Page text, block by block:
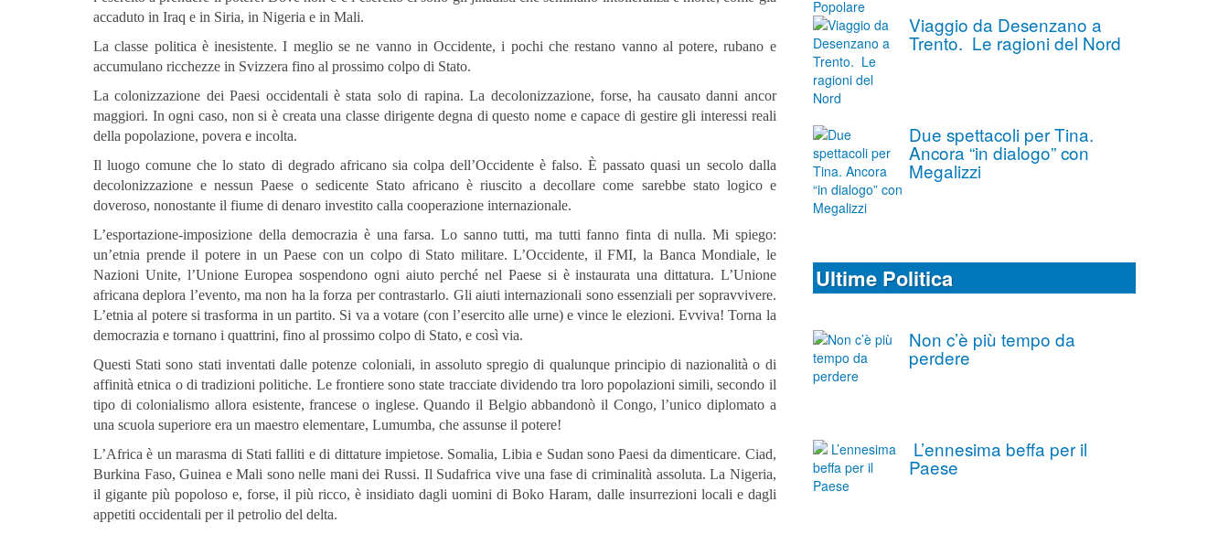
accaduto in Iraq e in Siria, in Nigeria e in Mali.
La classe politica è inesistente. I meglio se ne vanno in Occidente, i pochi che restano vanno al potere, rubano e
accumulano ricchezze in Svizzera fino al prossimo colpo di Stato.
La colonizzazione dei Paesi occidentali è stata solo di rapina. La decolonizzazione, forse, ha causato danni ancor
maggiori. In ogni caso, non si è creata una classe dirigente degna di questo nome e capace di gestire gli interessi reali
della popolazione, povera e incolta.
Il luogo comune che lo stato di degrado africano sia colpa dell’Occidente è falso. È passato quasi un secolo dalla
decolonizzazione e nessun Paese o sedicente Stato africano è riuscito a decollare come sarebbe stato logico e
doveroso, nonostante il fiume di denaro investito calla cooperazione internazionale.
L’esportazione-imposizione della democrazia è una farsa. Lo sanno tutti, ma tutti fanno finta di nulla. Mi spiego:
un’etnia prende il potere in un Paese con un colpo di Stato militare. L’Occidente, il FMI, la Banca Mondiale, le
Nazioni Unite, l’Unione Europea sospendono ogni aiuto perché nel Paese si è instaurata una dittatura. L’Unione
africana deplora l’evento, ma non ha la forza per contrastarlo. Gli aiuti internazionali sono essenziali per sopravvivere.
L’etnia al potere si trasforma in un partito. Si va a votare (con l’esercito alle urne) e vince le elezioni. Evviva! Torna la
democrazia e tornano i quattrini, fino al prossimo colpo di Stato, e così via.
Questi Stati sono stati inventati dalle potenze coloniali, in assoluto spregio di qualunque principio di nazionalità o di
affinità etnica o di tradizioni politiche. Le frontiere sono state tracciate dividendo tra loro popolazioni simili, secondo il
tipo di colonialismo allora esistente, francese o inglese. Quando il Belgio abbandonò il Congo, l’unico diplomato a
una scuola superiore era un maestro elementare, Lumumba, che assunse il potere!
L’Africa è un marasma di Stati falliti e di dittature impietose. Somalia, Libia e Sudan sono Paesi da dimenticare. Ciad,
Burkina Faso, Guinea e Mali sono nelle mani dei Russi. Il Sudafrica vive una fase di criminalità assoluta. La Nigeria,
il gigante più popoloso e, forse, il più ricco, è insidiato dagli uomini di Boko Haram, dalle insurrezioni locali e dagli
appetiti occidentali per il petrolio del delta.
Viaggio da Desenzano a
Trento. Le ragioni del Nord
Due spettacoli per Tina.
Ancora “in dialogo” con
Megalizzi
Ultime Politica
Non c’è più tempo da
perdere
L’ennesima beffa per il
Paese